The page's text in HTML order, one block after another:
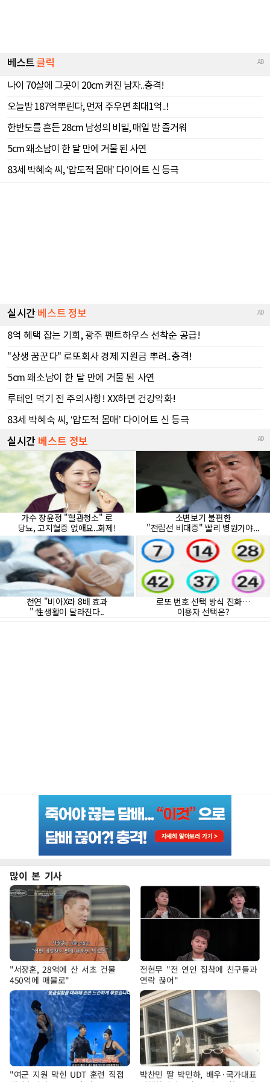
많이 본 기사
"서장훈, 28억에 산 서초 건물
450억에 매물로"
전현무 "전 연인 집착에 친구들과
연락 끊어"
"여군 지원 막힌 UDT 훈련 직접
박찬민 딸 박민하, 배우·국가대표